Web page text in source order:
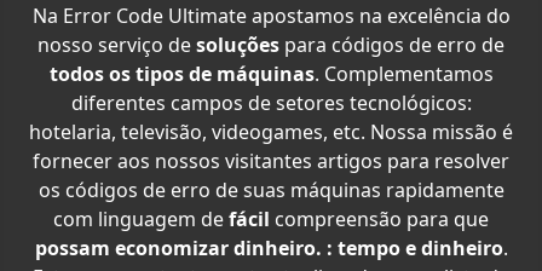
Na Error Code Ultimate apostamos na excelência do
nosso serviço desoluções para códigos de erro de
todos os tipos de máquinas. Complementamos
diferentes campos de setores tecnológicos:
hotelaria, televisão, videogames, etc. Nossa missão é
fornecer aos nossos visitantes artigos para resolver
os códigos de erro de suas máquinas rapidamente
com linguagem defácil compreensão para que
possam economizar dinheiro. : tempo e dinheiro.